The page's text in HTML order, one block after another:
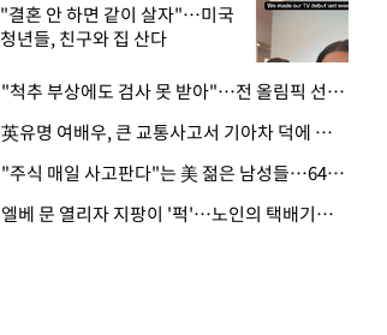
"결혼 안 하면 같이 살자"…미국
청년들, 친구와 집 산다
· "척추 부상에도 검사 못 받아"…전 올림픽 선수, 美봅슬레이협회 상대 소송
· 英유명 여배우, 큰 교통사고서 기아차 덕에 살았다
· "주식 매일 사고판다"는 美 젊은 남성들…64%가 "나는 인생의 패배자“
· 엘베 문 열리자 지팡이 '퍽'…노인의 택배기사 폭행 이유